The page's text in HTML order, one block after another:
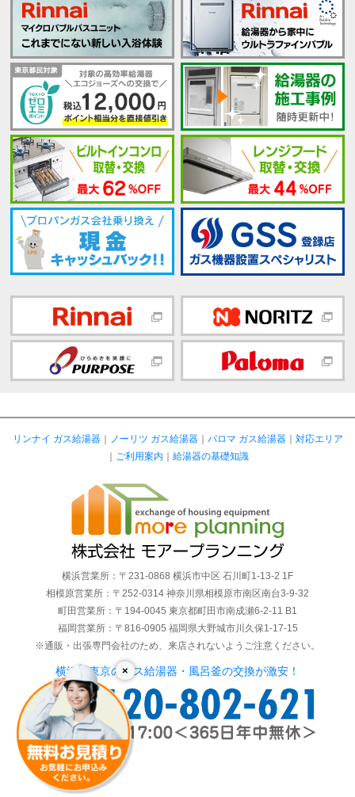
×
リンナイ ガス給湯器｜ ノーリツ ガス給湯器｜ パロマ ガス給湯器｜ 対応エリア
ご利用案内 給湯器の基礎知識
横浜営業所：〒231-0868 横浜市中区 石川町1-13-2 1F
相模原営業所：〒252-0314 神奈川県相模原市南区南台3-9-32
町田営業所：〒194-0045 東京都町田市南成瀬6-2-11 B1
福岡営業所：〒816-0905 福岡県大野城市川久保1-17-15
※通販・出張専門会社のため、来店されないようご注意ください。
横浜・東京のガス給湯器・風呂釜の交換が激安！